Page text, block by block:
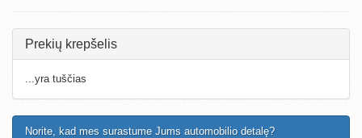
Prekių krepšelis
...yra tuščias
Norite, kad mes surastume Jums automobilio detalę?